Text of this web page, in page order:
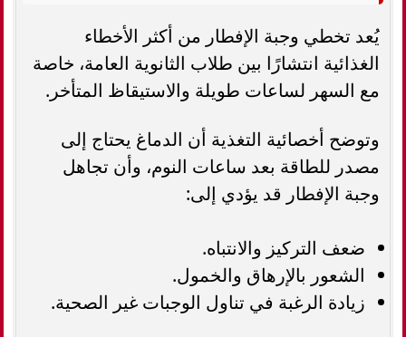
يُعد تخطي وجبة الإفطار من أكثر الأخطاء
الغذائية انتشارًا بين طلاب الثانوية العامة، خاصة
مع السهر لساعات طويلة والاستيقاظ المتأخر.
وتوضح أخصائية التغذية أن الدماغ يحتاج إلى
مصدر للطاقة بعد ساعات النوم، وأن تجاهل
وجبة الإفطار قد يؤدي إلى:
ضعف التركيز والانتباه.
الشعور بالإرهاق والخمول.
زيادة الرغبة في تناول الوجبات غير الصحية.